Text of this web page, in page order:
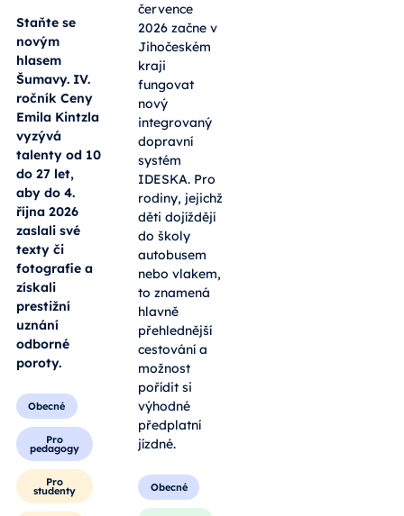
Staňte se
novým
hlasem
Šumavy. IV.
ročník Ceny
Emila Kintzla
vyzývá
talenty od 10
do 27 let,
aby do 4.
října 2026
zaslali své
texty či
fotografie a
získali
prestižní
uznání
odborné
poroty.
Obecné
Pro
pedagogy
Pro
studenty
července
2026 začne v
Jihočeském
kraji
fungovat
nový
integrovaný
dopravní
systém
IDESKA. Pro
rodiny, jejichž
děti dojíždějí
do školy
autobusem
nebo vlakem,
to znamená
hlavně
přehlednější
cestování a
možnost
pořídit si
výhodné
předplatní
jízdné.
Obecné